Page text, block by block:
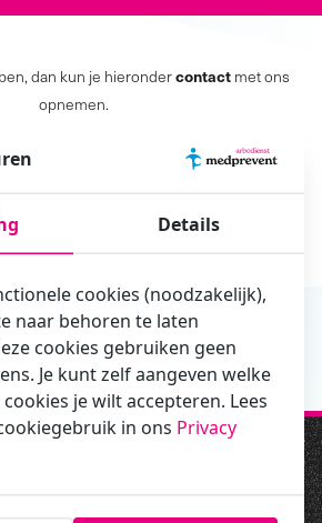
dan kun je hierondercontactmet ons
opnemen.
Details
cookies (noodzakelijk),
naar behoren te laten
cookies gebruiken geen
Je kunt zelf aangeven welke
je wilt accepteren. Lees
in ons Privacy